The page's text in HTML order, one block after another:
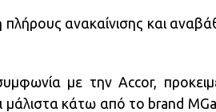
ανακαίνισης και
με την Accor,
μάλιστα κάτω από το brand